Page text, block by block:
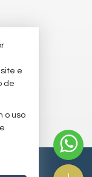
e
de
o uso